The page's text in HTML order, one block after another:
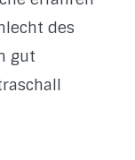
des
gut